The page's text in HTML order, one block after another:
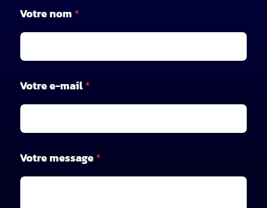
Votre nom *
o
t
e
-
m
a
Votre e-mail*
Votre message*